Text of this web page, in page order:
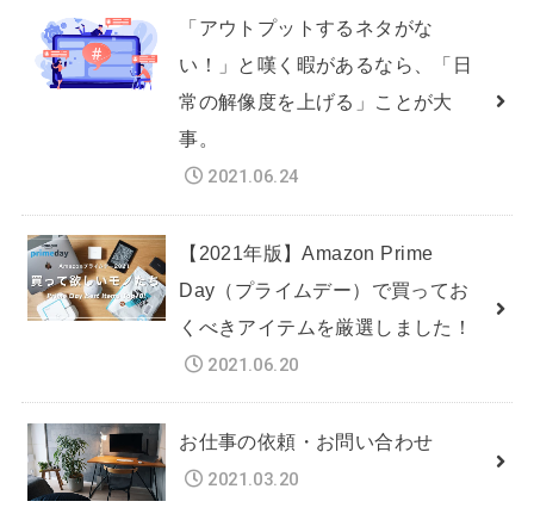
「アウトプットするネタがな
い！」と嘆く暇があるなら、「日
常の解像度を上げる」ことが大
事。
2021.06.24
【2021年版】Amazon Prime
Day（プライムデー）で買ってお
くべきアイテムを厳選しました！
2021.06.20
お仕事の依頼・お問い合わせ
2021.03.20